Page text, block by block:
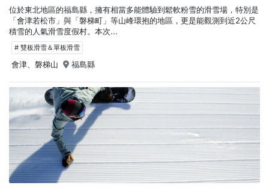
位於東北地區的福島縣，擁有相當多能體驗到鬆軟粉雪的滑雪場，特別是
「會津若松市」與「磐梯町」等山峰環抱的地區，更是能觀測到近2公尺
積雪的人氣滑雪度假村。本次...
# 雙板滑雪＆單板滑雪
會津、磐梯山 福島縣